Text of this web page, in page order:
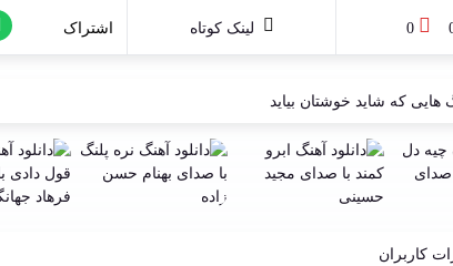
0 لینک کوتاه اشتراک
هایی که شاید خوشتان بیاید
کاربران